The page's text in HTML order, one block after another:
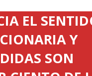
EL
Y
SON